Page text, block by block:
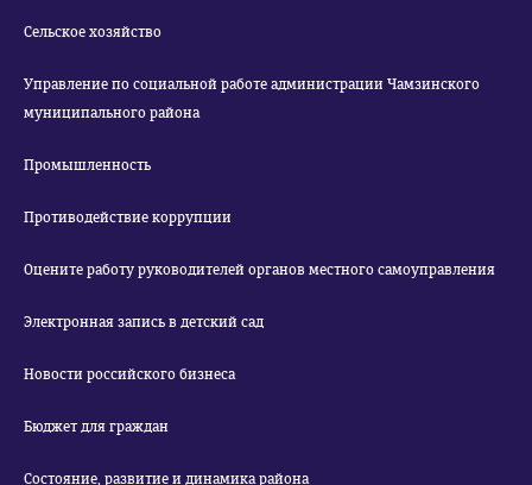
Сельское хозяйство
Управление по социальной работе администрации Чамзинского
муниципального района
Промышленность
Противодействие коррупции
Оцените работу руководителей органов местного самоуправления
Электронная запись в детский сад
Новости российского бизнеса
Бюджет для граждан
Состояние, развитие и динамика района